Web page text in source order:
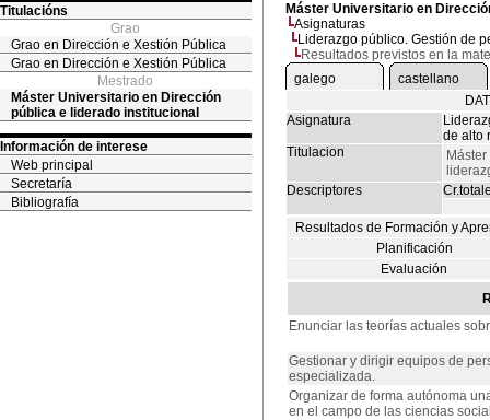
Titulacións
Grao
Grao en Dirección e Xestión Pública
Grao en Dirección e Xestión Pública
Mestrado
Máster Universitario en Dirección
pública e liderado institucional
Información de interese
Web principal
Secretaría
Bibliografía
Máster Universitario en
Asignaturas
Liderazgo público. Gestión de
Resultados previstos en la
galego
castellano
Asignatura
de alto
Titulacion
Descriptores
Resultados de Formación y
Planificación
Evaluación
Enunciar las teorías actuales
Gestionar y dirigir equipos de
especializada.
Organizar de forma autónoma
en el campo de las ciencias